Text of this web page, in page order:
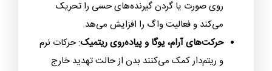
روی صورت یا گردن گیرنده‌های حسی را تحریک
می‌کند و فعالیت واگ را افزایش می‌هد.
حرکت‌های آرام، یوگا و پیاده‌روی ریتمیک: حرکات نرم
و ریتم‌دار کمک می‌کنند بدن از حالت تهدید خارج